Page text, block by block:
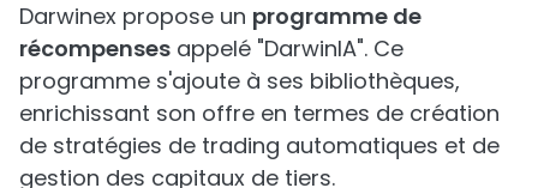
Darwinex propose un programme de
récompenses appelé "DarwinIA". Ce
programme s'ajoute à ses bibliothèques,
enrichissant son offre en termes de création
de stratégies de trading automatiques et de
gestion des capitaux de tiers.